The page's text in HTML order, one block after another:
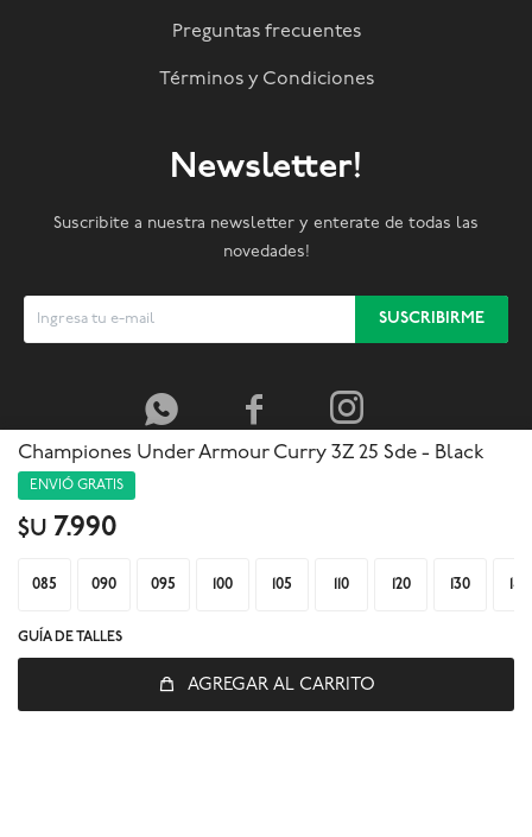
Championes Under Armour Curry 3Z 25 Sde - Black
ENVIÓ GRATIS
$U 7.990
085 090 095 100 105 110 120 130 140
GUÍA DE TALLES
AGREGAR AL CARRITO
Preguntas frecuentes
Términos y Condiciones
Newsletter!
Suscribite a nuestra newsletter y enterate de todas las
novedades!
SUSCRIBIRME
  